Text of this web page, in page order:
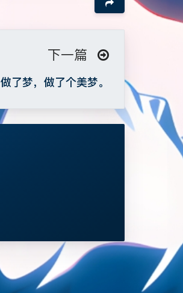
Sans Serif
下一篇
做了梦，做了个美梦。